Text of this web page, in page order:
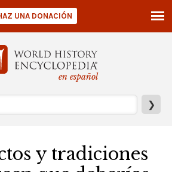
en español
❯
UNA DONACIÓN
y tradiciones